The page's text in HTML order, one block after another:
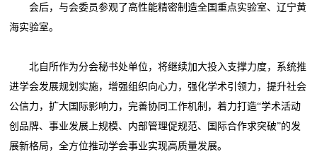
会后，与会委员参观了高性能精密制造全国重点实验室、辽宁黄
海实验室。
北自所作为分会秘书处单位，将继续加大投入支撑力度，系统推
进学会发展规划实施，增强组织向心力，强化学术引领力，提升社会
公信力，扩大国际影响力，完善协同工作机制，着力打造“学术活动
创品牌、事业发展上规模、内部管理促规范、国际合作求突破”的发
展新格局，全方位推动学会事业实现高质量发展。